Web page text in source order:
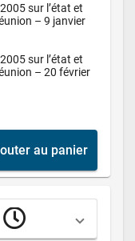
sur l’état et
– 9 janvier
sur l’état et
– 20 février
au panier